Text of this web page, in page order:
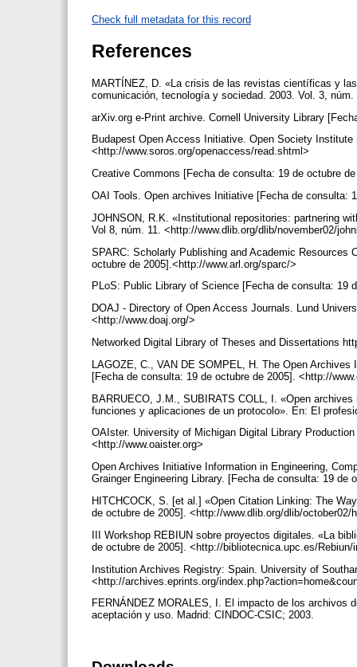
Check full metadata for this record
References
MARTÍNEZ, D. «La crisis de las revistas científicas y
comunicación, tecnología y sociedad. 2003. Vol. 3,
arXiv.org e-Print archive. Cornell University Library
Budapest Open Access Initiative. Open Society
<http://www.soros.org/openaccess/read.shtml>
Creative Commons [Fecha de consulta: 19 de octubre
OAI Tools. Open archives Initiative [Fecha de consulta:
JOHNSON, R.K. «Institutional repositories: partnering
Vol 8, núm. 11. <http://www.dlib.org/dlib/november02/
SPARC: Scholarly Publishing and Academic Resources
octubre de 2005].<http://www.arl.org/sparc/>
PLoS: Public Library of Science [Fecha de consulta: 19
DOAJ - Directory of Open Access Journals. Lund
<http://www.doaj.org/>
Networked Digital Library of Theses and Dissertations
LAGOZE, C., VAN DE SOMPEL, H. The Open
[Fecha de consulta: 19 de octubre de 2005]. <http://
BARRUECO, J.M., SUBIRATS COLL, I. «Open
funciones y aplicaciones de un protocolo». En: El
OAIster. University of Michigan Digital Library
<http://www.oaister.org>
Open Archives Initiative Information in Engineering,
Grainger Engineering Library. [Fecha de consulta: 19
HITCHCOCK, S. [et al.] «Open Citation Linking: The
de octubre de 2005]. <http://www.dlib.org/dlib/
III Workshop REBIUN sobre proyectos digitales. «La
de octubre de 2005]. <http://bibliotecnica.upc.es/
Institution Archives Registry: Spain. University of
<http://archives.eprints.org/
FERNÁNDEZ MORALES, I. El impacto de los archivos
aceptación y uso. Madrid: CINDOC-CSIC; 2003.